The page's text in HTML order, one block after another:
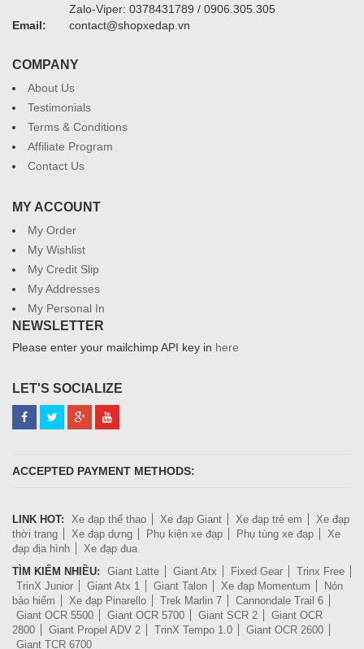
Zalo-Viper: 0378431789 / 0906.305.305
Email:
contact@shopxedap.vn
COMPANY
About Us
Testimonials
Terms & Conditions
Affiliate Program
Contact Us
MY ACCOUNT
My Order
My Wishlist
My Credit Slip
My Addresses
My Personal In
NEWSLETTER
Please enter your mailchimp API key in here
LET'S SOCIALIZE
ACCEPTED PAYMENT METHODS:
LINK HOT: Xe đạp thể thao Xe đạp Giant Xe đạp trẻ em
Xe đạp
thời trang
Xe đạp dựng Phụ kiện xe đạp Phụ tùng xe đạp
Xe
đạp địa hình
Xe đạp đua
TÌM KIẾM NHIỀU:
Giant Latte Giant Atx Fixed Gear
Trinx Free
TrinX Junior
Giant Atx 1 Giant Talon Xe đạp Momentum
Nón
bảo hiểm
Xe đạp Pinarello Trek Marlin 7
Cannondale Trail 6
Giant OCR 5500
Giant OCR 5700 Giant SCR 2
Giant OCR
2800
Giant Propel ADV 2 TrinX Tempo 1.0
Giant OCR 2600
Giant TCR 6700